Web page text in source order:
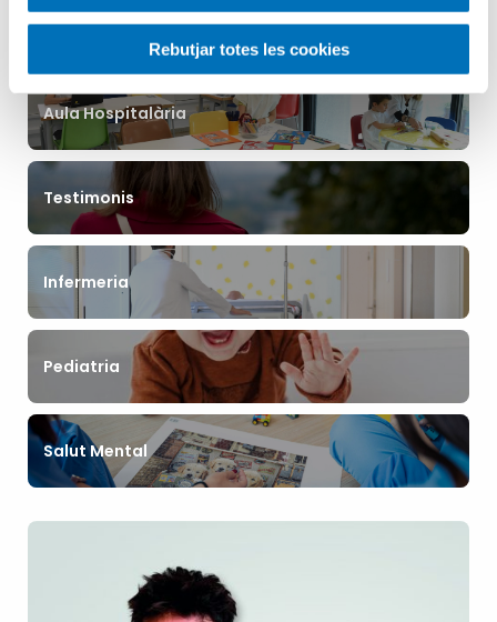
Rebutjar totes les cookies
Categories
Aula Hospitalària
Testimonis
Infermeria
Pediatria
Salut Mental